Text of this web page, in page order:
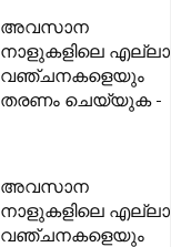
അവസാന
നാളുകളിലെ എല്ലാ
വഞ്ചനകളെയും
തരണം ചെയ്യുക -
അവസാന
നാളുകളിലെ എല്ലാ
വഞ്ചനകളെയും